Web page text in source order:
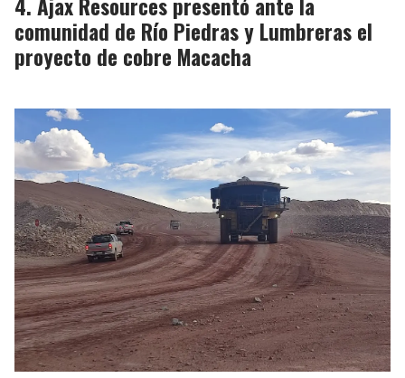
comunidad de Río Piedras y Lumbreras el
proyecto de cobre Macacha